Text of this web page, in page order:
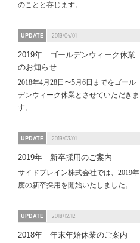
のことと存じます。
UPDATE 2019/04/01
2019年 ゴールデンウィーク休業
のお知らせ
2018年4月28日〜5月6日までをゴール
デンウィーク休業とさせていただきま
す。
UPDATE 2019/03/01
2019年 新卒採用のご案内
サイドブレイン株式会社では、2019年
度の新卒採用を開始いたしました。
UPDATE 2018/12/12
2018年 年末年始休業のご案内